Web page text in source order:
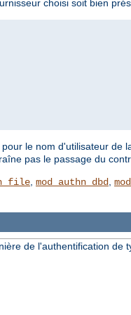
choisi soit bien
le nom d'utilisateur de
pas le passage du
mod_authn_dbd
de l'authentification de